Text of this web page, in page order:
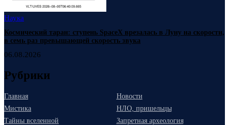
Наука
Космический таран: ступень SpaceX врезалась в Луну на скорости,
в семь раз превышающей скорость звука
06.08.2026
Рубрики
Главная
Новости
Мистика
НЛО, пришельцы
Тайны вселенной
Запретная археология